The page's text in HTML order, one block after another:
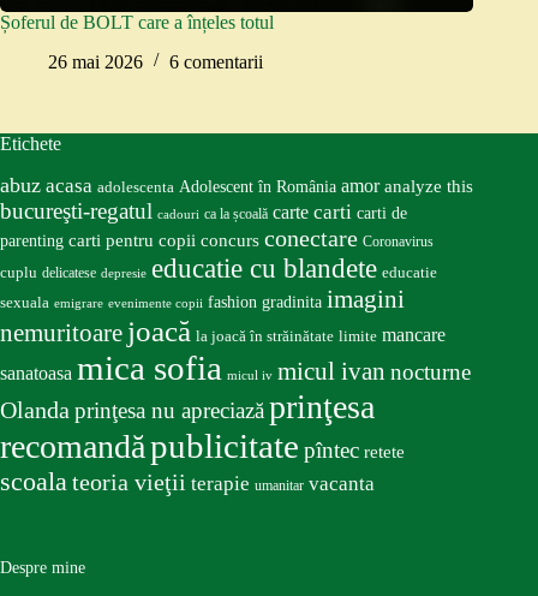
Șoferul de BOLT care a înțeles totul
26 mai 2026
6 comentarii
Etichete
abuz acasa adolescenta Adolescent în România amor analyze this
bucureşti-regatul cadouri ca la școală carte carti carti de
parenting carti pentru copii concurs conectare Coronavirus
cuplu delicatese depresie educatie cu blandete educatie
sexuala emigrare evenimente copii fashion gradinita imagini
nemuritoare joacă la joacă în străinătate limite mancare
sanatoasa mica sofia micul iv micul ivan nocturne
Olandaprinţesa nu apreciazăprinţesa
recomandăpublicitate pîntec retete
scoalateoria vieţii terapie umanitar vacanta
Despre mine